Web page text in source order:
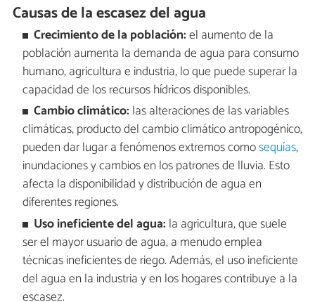
Causas de la escasez del agua
Crecimiento de la población:el aumento de la
población aumenta la demanda de agua para consumo
humano, agricultura e industria, lo que puede superar la
capacidad de los recursos hídricos disponibles.
Cambio climático: las alteraciones de las variables
climáticas, producto del cambio climático antropogénico,
pueden dar lugar a fenómenos extremos comosequías,
inundaciones y cambios en los patrones de lluvia. Esto
afecta la disponibilidad y distribución de agua en
diferentes regiones.
Uso ineficiente del agua: la agricultura, que suele
ser el mayor usuario de agua, a menudo emplea
técnicas ineficientes de riego. Además, el uso ineficiente
del agua en la industria y en los hogares contribuye a la
escasez.